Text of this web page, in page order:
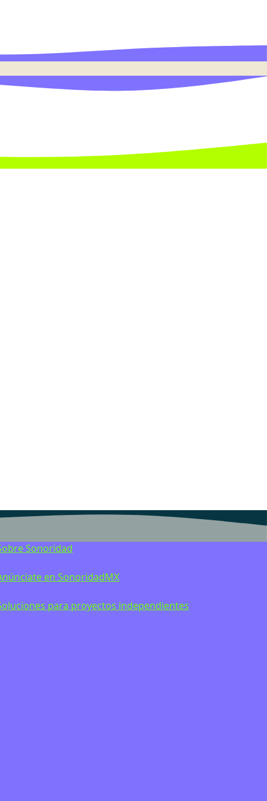
Sonoridad
en SonoridadMX
para proyectos independientes